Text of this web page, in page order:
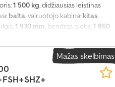
1 500 kg, didžiausias leistinas
balta, vairuotojo kabina: kitas,
1 930 mm, bendras plotis:1 860
(ESP), kruizo kontrolė,
jutikliai, stumdomos durys,
Mažas skelbimas